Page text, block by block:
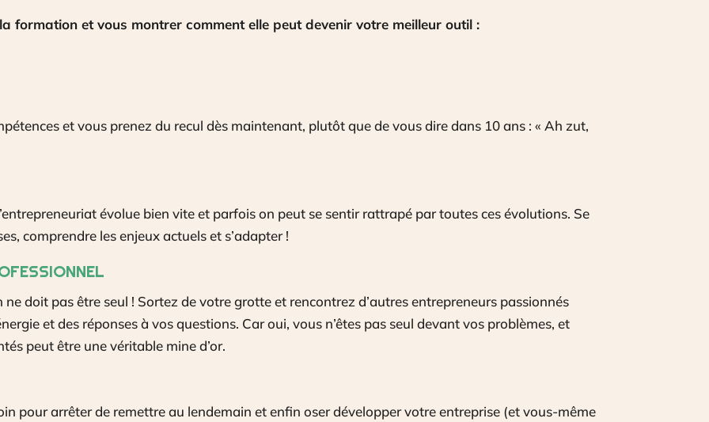
formation et vous montrer comment elle peut devenir votre meilleur outil :
et vous prenez du recul dès maintenant, plutôt que de vous dire dans 10 ans : « Ah zut,
évolue bien vite et parfois on peut se sentir rattrapé par toutes ces évolutions. Se
comprendre les enjeux actuels et s’adapter !
ne doit pas être seul ! Sortez de votre grotte et rencontrez d’autres entrepreneurs passionnés
et des réponses à vos questions. Car oui, vous n’êtes pas seul devant vos problèmes, et
peut être une véritable mine d’or.
pour arrêter de remettre au lendemain et enfin oser développer votre entreprise (et vous-même